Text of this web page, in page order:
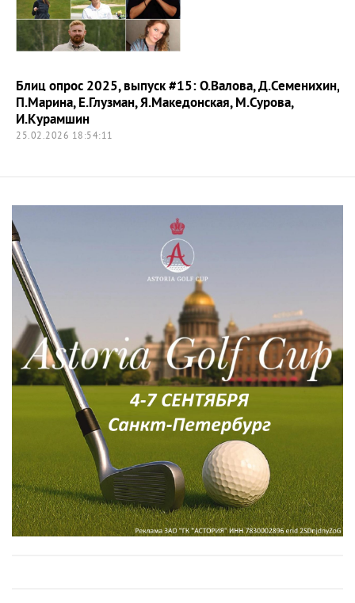
Блиц опрос 2025, выпуск #15: О.Валова, Д.Семенихин,
П.Марина, Е.Глузман, Я.Македонская, М.Сурова,
И.Курамшин
25.02.2026 18:54:11